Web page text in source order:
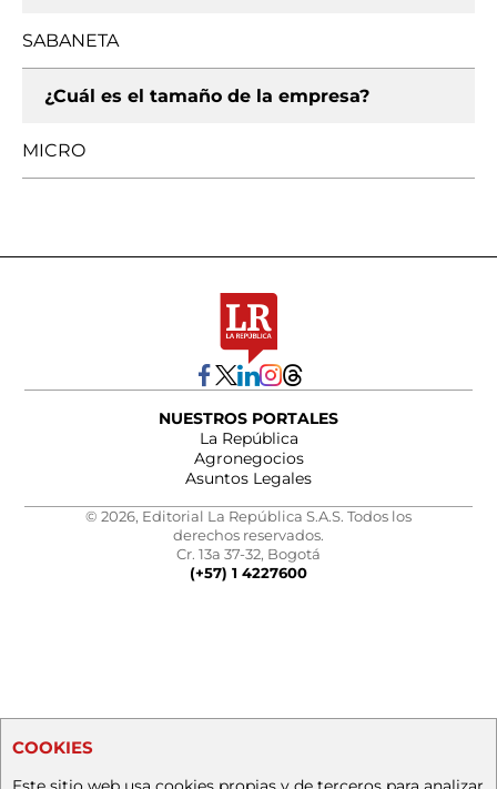
SABANETA
¿Cuál es el tamaño de la empresa?
MICRO
NUESTROS PORTALES
La República
Agronegocios
Asuntos Legales
© 2026, Editorial La República S.A.S. Todos los
derechos reservados.
Cr. 13a 37-32, Bogotá
(+57) 1 4227600
COOKIES